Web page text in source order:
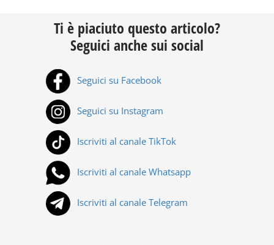
Ti è piaciuto questo articolo?
Seguici anche sui social
Seguici su Facebook
Seguici su Instagram
Iscriviti al canale TikTok
Iscriviti al canale Whatsapp
Iscriviti al canale Telegram